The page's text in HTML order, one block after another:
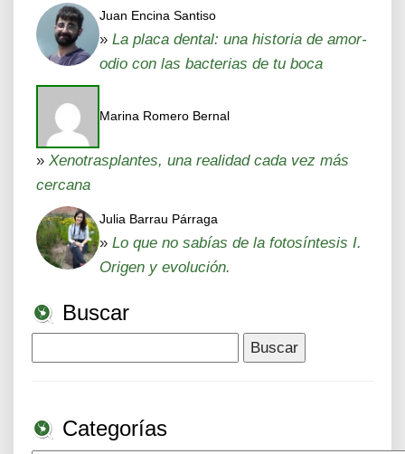
Juan Encina Santiso
» La placa dental: una historia de amor-
odio con las bacterias de tu boca
Marina Romero Bernal
» Xenotrasplantes, una realidad cada vez más
cercana
Julia Barrau Párraga
» Lo que no sabías de la fotosíntesis I.
Origen y evolución.
Buscar
Categorías